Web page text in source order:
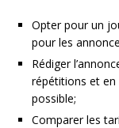
Opter pour un
pour les
Rédiger
répétitions et en
possible;
Comparer les